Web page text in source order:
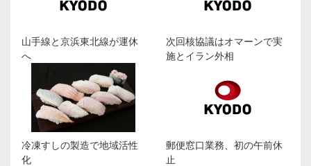
山手線と京浜東北線が運休
へ
次回核協議はオマーンで実
施とイラン外相
冷凍すしの製造で地域活性
化
郵便窓口業務、初の午前休
止